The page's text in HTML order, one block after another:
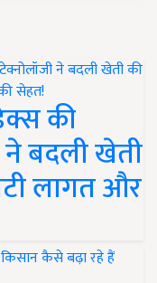
की
ने बदली खेती
लागत और